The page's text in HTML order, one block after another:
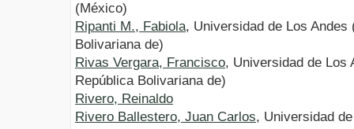
(México)
Ripanti M., Fabiola, Universidad de Los Andes
Bolivariana de)
Rivas Vergara, Francisco, Universidad de Los
República Bolivariana de)
Rivero, Reinaldo
Rivero Ballestero, Juan Carlos, Universidad